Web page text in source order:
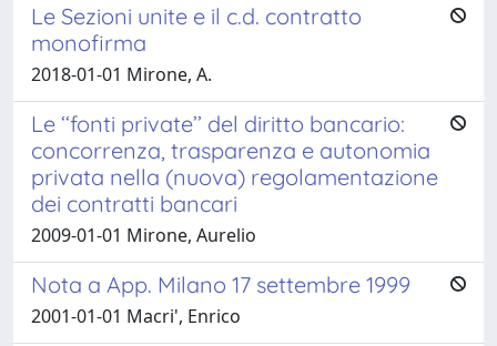
Le Sezioni unite e il c.d. contratto
monofirma
2018-01-01 Mirone, A.
Le ‘‘fonti private’’ del diritto bancario:
concorrenza, trasparenza e autonomia
privata nella (nuova) regolamentazione
dei contratti bancari
2009-01-01 Mirone, Aurelio
Nota a App. Milano 17 settembre 1999
2001-01-01 Macri', Enrico